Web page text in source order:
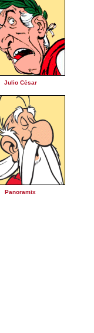
Julio César
Panoramix